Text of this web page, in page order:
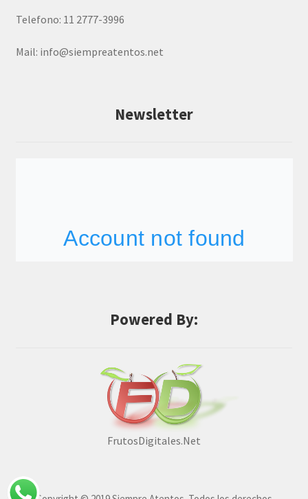
Telefono: 11 2777-3996
Mail: info@siempreatentos.net
Newsletter
Powered By:
FrutosDigitales.Net